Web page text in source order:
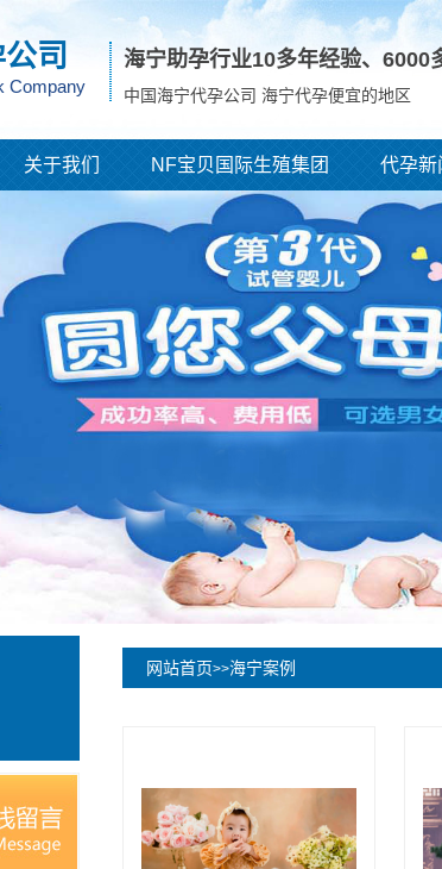
司
Company
海宁助孕行业10多年经验、 6000
中国海宁代孕公司 海宁代孕便宜的地区
关于我们 NF宝贝国际生殖集团 代孕新
网站首页>>海宁案例